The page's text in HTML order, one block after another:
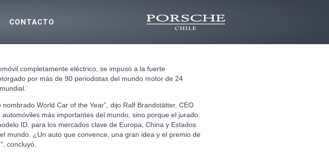
CONTACTO
completamente eléctrico, se impuso a la fuerte
por más de 90 periodistas del mundo motor de 24
World Car of the Year”, dijo Ralf Brandstätter, CEO
más importantes del mundo, sino porque el jurado
ID. para los mercados clave de Europa, China y Estados
mundo. ¿Un auto que convence, una gran idea y el premio de
concluyó.